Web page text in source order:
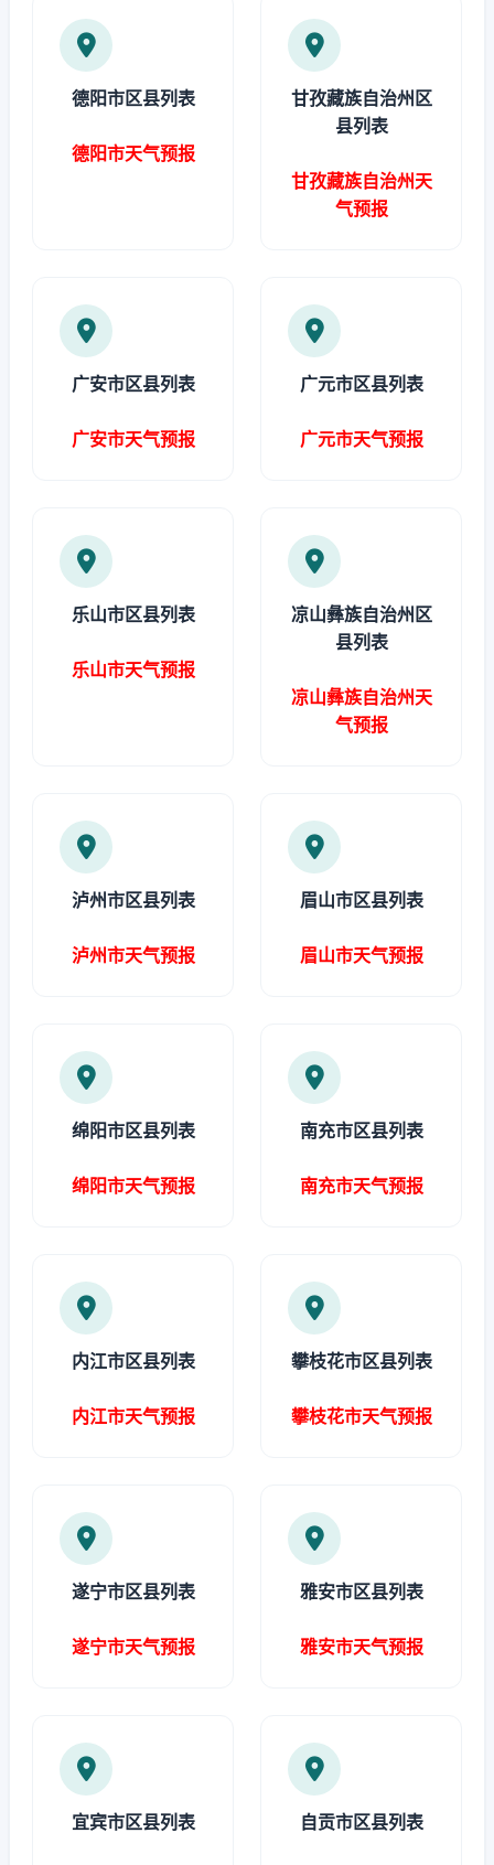
德阳市区县列表
德阳市天气预报
甘孜藏族自治州区
县列表
甘孜藏族自治州天
气预报
广安市区县列表
广安市天气预报
广元市区县列表
广元市天气预报
乐山市区县列表
乐山市天气预报
凉山彝族自治州区
县列表
凉山彝族自治州天
气预报
泸州市区县列表
泸州市天气预报
眉山市区县列表
眉山市天气预报
绵阳市区县列表
绵阳市天气预报
南充市区县列表
南充市天气预报
内江市区县列表
内江市天气预报
攀枝花市区县列表
攀枝花市天气预报
遂宁市区县列表
遂宁市天气预报
雅安市区县列表
雅安市天气预报
宜宾市区县列表 自贡市区县列表